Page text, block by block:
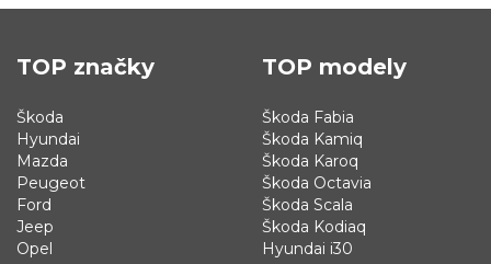
TOP značky
Škoda
Hyundai
Mazda
Peugeot
Ford
Jeep
Opel
TOP modely
Škoda Fabia
Škoda Kamiq
Škoda Karoq
Škoda Octavia
Škoda Scala
Škoda Kodiaq
Hyundai i30